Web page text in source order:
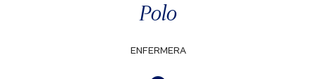
Polo
ENFERMERA